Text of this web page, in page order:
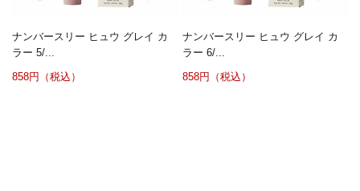
ナンバースリー ヒュウ グレイ カ
ラー 5/...
858円（税込）
ナンバースリー ヒュウ グレイ カ
ラー 6/...
858円（税込）